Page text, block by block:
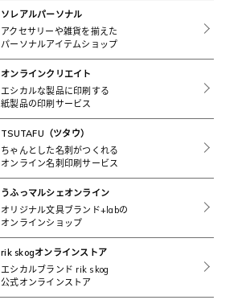
ソレアルパーソナル
アクセサリーや雑貨を揃えた
パーソナルアイテムショップ
オンラインクリエイト
エシカルな製品に印刷する
紙製品の印刷サービス
TSUTAFU（ツタウ）
ちゃんとした名刺がつくれる
オンライン名刺印刷サービス
うふっマルシェオンライン
オリジナル文具ブランド+labの
オンラインショップ
rik skogオンラインストア
エシカルブランド rik skog
公式オンラインストア